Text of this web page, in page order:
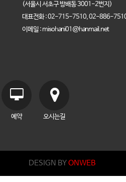
(서울시 서초구 방배동 3001-2번지)
대표전화 : 02-715-7510, 02-886-
이메일 : misohani01@hanmail.net
예약 오시는길
DESIGN BYONWEB